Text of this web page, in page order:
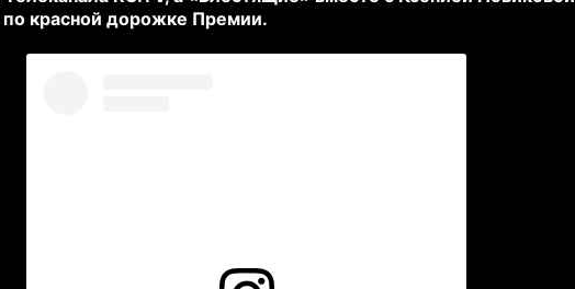
красной дорожке Премии.